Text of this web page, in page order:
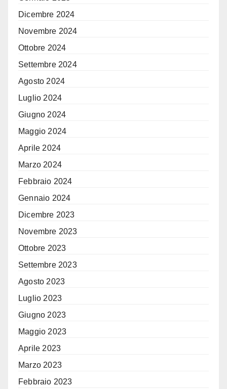
Dicembre 2024
Novembre 2024
Ottobre 2024
Settembre 2024
Agosto 2024
Luglio 2024
Giugno 2024
Maggio 2024
Aprile 2024
Marzo 2024
Febbraio 2024
Gennaio 2024
Dicembre 2023
Novembre 2023
Ottobre 2023
Settembre 2023
Agosto 2023
Luglio 2023
Giugno 2023
Maggio 2023
Aprile 2023
Marzo 2023
Febbraio 2023